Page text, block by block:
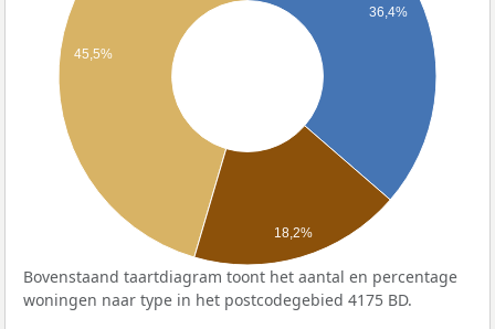
36,4%
45,5%
18,2%
Bovenstaand taartdiagram toont het aantal en percentage
woningen naar type in het postcodegebied 4175 BD.